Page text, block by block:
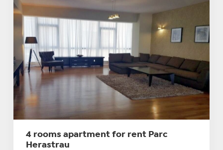
4 rooms apartment for rent Parc
Herastrau